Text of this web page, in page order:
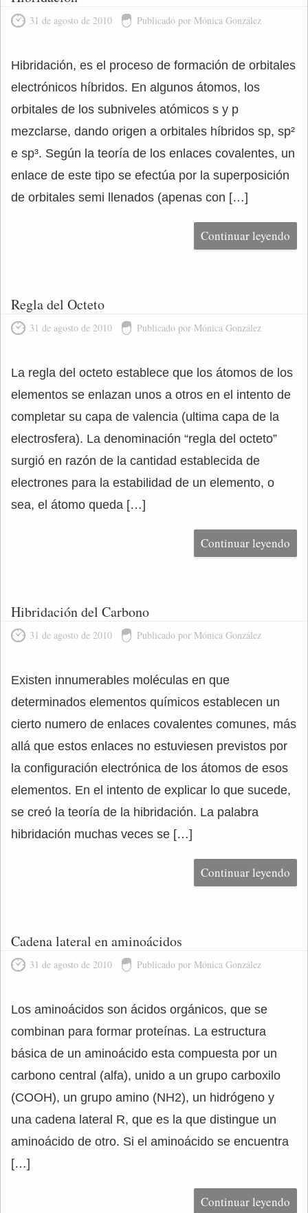
31 de agosto de 2010 Publicado por Mónica González
Hibridación, es el proceso de formación de orbitales
electrónicos híbridos. En algunos átomos, los
orbitales de los subniveles atómicos s y p
mezclarse, dando origen a orbitales híbridos sp, sp²
e sp³. Según la teoría de los enlaces covalentes, un
enlace de este tipo se efectúa por la superposición
de orbitales semi llenados (apenas con […]
Continuar leyendo
Regla del Octeto
31 de agosto de 2010 Publicado por Mónica González
La regla del octeto establece que los átomos de los
elementos se enlazan unos a otros en el intento de
completar su capa de valencia (ultima capa de la
electrosfera). La denominación “regla del octeto”
surgió en razón de la cantidad establecida de
electrones para la estabilidad de un elemento, o
sea, el átomo queda […]
Continuar leyendo
Hibridación del Carbono
31 de agosto de 2010 Publicado por Mónica González
Existen innumerables moléculas en que
determinados elementos químicos establecen un
cierto numero de enlaces covalentes comunes, más
allá que estos enlaces no estuviesen previstos por
la configuración electrónica de los átomos de esos
elementos. En el intento de explicar lo que sucede,
se creó la teoría de la hibridación. La palabra
hibridación muchas veces se […]
Continuar leyendo
Cadena lateral en aminoácidos
31 de agosto de 2010 Publicado por Mónica González
Los aminoácidos son ácidos orgánicos, que se
combinan para formar proteínas. La estructura
básica de un aminoácido esta compuesta por un
carbono central (alfa), unido a un grupo carboxilo
(COOH), un grupo amino (NH2), un hidrógeno y
una cadena lateral R, que es la que distingue un
aminoácido de otro. Si el aminoácido se encuentra
[…]
Continuar leyendo